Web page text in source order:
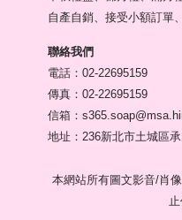
自產自銷、接受小額訂單
聯絡我們
電話：02-22695159
傳真：02-22695159
信箱：
地址：236新北市土城區
本網站所有圖文影音/肖